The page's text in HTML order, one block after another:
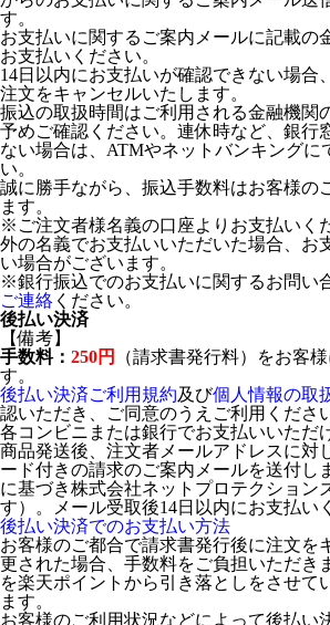
す。
お支払いに関するご案内メールに記載の
お支払いください。
14日以内にお支払いが確認できない場合
注文をキャンセルいたします。
振込の取扱時間はご利用される金融機関
予めご確認ください。連休時など、銀行
ない場合は、ATMやネットバンキングに
い。
誠に勝手ながら、振込手数料はお客様の
ます。
※ご注文者様名義の口座よりお支払いく
外の名義でお支払いいただいた場合、お
い場合がございます。
※銀行振込でのお支払いに関するお問い
ご連絡 ください。
後払い決済
【備考】
手数料： 250円
（請求書発行料）をお客
す。
後払い決済ご利用規約及び個人情報の取
認いただき、ご同意のうえご利用くださ
各コンビニまたは銀行でお支払いいただ
商品発送後、注文者メールアドレスに対
ード付きの請求のご案内メールを送付し
に基づき株式会社ネットプロテクション
す）。メール受取後14日以内にお支払い
後払い決済でのお支払い方法
お客様のご都合で請求書発行後に注文を
更された場合、手数料をご負担いただき
を楽天ポイントから引き落としをさせて
ます。
お客様のご利用状況などによって後払い